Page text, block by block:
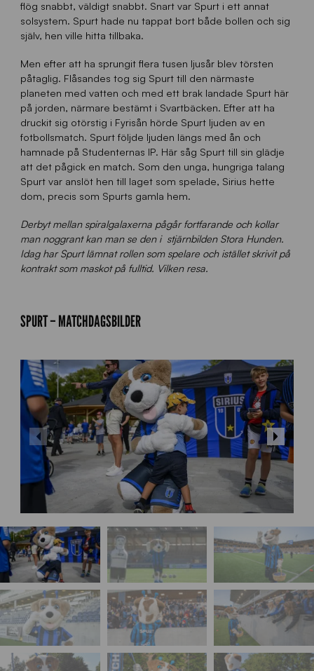
flög snabbt, väldigt snabbt. Snart var Spurt i ett annat
solsystem. Spurt hade nu tappat bort både bollen och sig
själv, hen ville hitta tillbaka.
Men efter att ha sprungit flera tusen ljusår blev törsten
påtaglig. Flåsandes tog sig Spurt till den närmaste
planeten med vatten och med ett brak landade Spurt här
på jorden, närmare bestämt i Svartbäcken. Efter att ha
druckit sig otörstig i Fyrisån hörde Spurt ljuden av en
fotbollsmatch. Spurt följde ljuden längs med ån och
hamnade på Studenternas IP. Här såg Spurt till sin glädje
att det pågick en match. Som den unga, hungriga talang
Spurt var anslöt hen till laget som spelade, Sirius hette
dom, precis som Spurts gamla hem.
Derbyt mellan spiralgalaxerna pågår fortfarande och kollar
man noggrant kan man se den i stjärnbilden Stora Hunden.
Idag har Spurt lämnat rollen som spelare och istället skrivit på
kontrakt som maskot på fulltid. Vilken resa.
SPURT – MATCHDAGSBILDER